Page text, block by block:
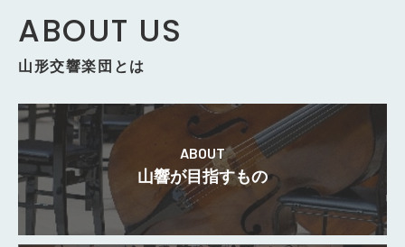
ABOUT US
山形交響楽団とは
ABOUT
山響が目指すもの